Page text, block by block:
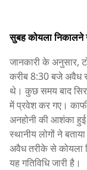
सुबह कोयला
जानकारी के अनुसार,
करीब 8:30 बजे अवैध
थे। कुछ समय बाद
में प्रवेश कर गए।
अनहोनी की आशंका
स्थानीय लोगों ने
अवैध तरीके से कोयला
यह गतिविधि जारी है।